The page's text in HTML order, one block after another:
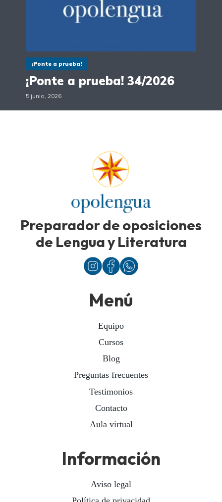
¡Ponte a prueba!
¡Ponte a prueba! 34/2026
5 junio, 2026
Preparador de oposiciones
de Lengua y Literatura
Menú
Equipo
Cursos
Blog
Preguntas frecuentes
Testimonios
Contacto
Aula virtual
Información
Aviso legal